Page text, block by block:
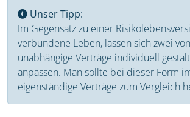
Unser Tipp:
Im Gegensatz zu einer
verbundene Leben, lassen sich zwei
unabhängige Verträge individuell
anpassen. Man sollte bei dieser Form
eigenständige Verträge zum Vergleich